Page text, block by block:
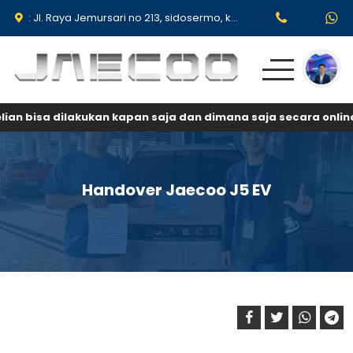
: Jl. Raya Jemursari no 213, sidosermo, kec Wonocolo Surabaya 60239.
Produk
Promo & Event
Testimoni
bisa dilakukan kapan saja dan dimana saja secara
Handover Jaecoo J5 EV